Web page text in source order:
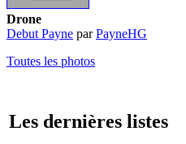
Drone
Debut Payne parPayneHG
Toutes les photos
Les dernières listes